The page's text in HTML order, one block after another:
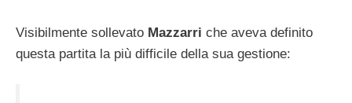
Visibilmente sollevato Mazzarri che aveva definito
questa partita la più difficile della sua gestione: